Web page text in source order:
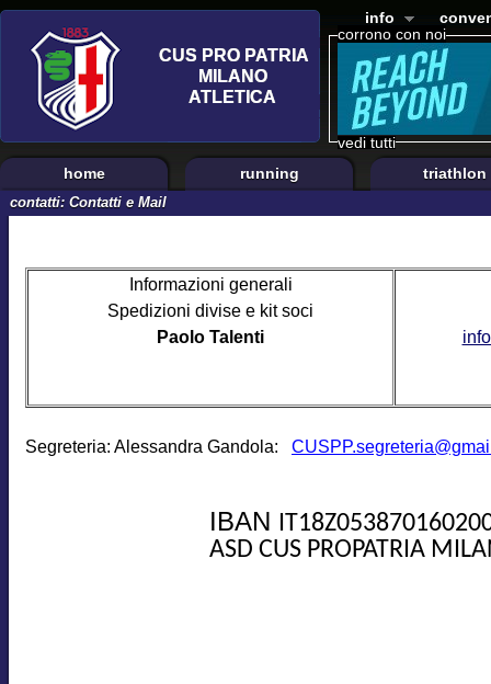
corrono con noi
vedi tutti
info
home running triathlon
contatti: Contatti e Mail
Informazioni generali
Spedizioni divise e kit soci
Paolo Talenti
Segreteria: Alessandra Gandola:
IBAN
ASD CUS PROPATRIA